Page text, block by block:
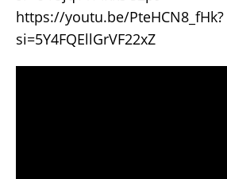
https://youtu.be/PteHCN8_fHk?
si=5Y4FQEllGrVF22xZ